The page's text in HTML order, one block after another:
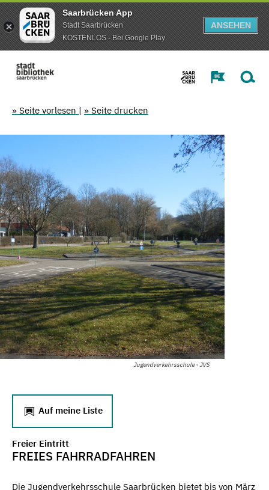
Saarbrücken App
Stadt Saarbrücken
KOSTENLOS - Bei Google Play
ANSEHEN
» Seite vorlesen | » Seite drucken
Jugendverkehrsschule - JVS
Auf meine Liste
Freier Eintritt
FREIES FAHRRADFAHREN
Die Jugendverkehrsschule Saarbrücken bietet bis von März